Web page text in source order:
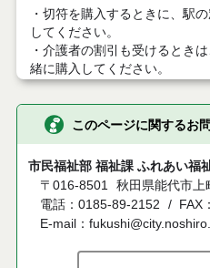
・切符を購入するときに、駅
してください。
・介護者の割引も受けるとき
緒に購入してください。
このページに関するお
市民福祉部 福祉課 ふれあい福
〒016-8501 秋田県能代市上
電話：0185-89-2152
FAX
E-mail：